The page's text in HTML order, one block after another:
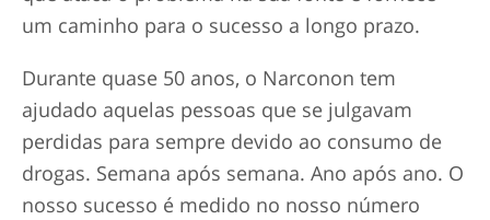
um caminho para o sucesso a longo prazo.
Durante quase 50 anos, o Narconon tem
ajudado aquelas pessoas que se julgavam
perdidas para sempre devido ao consumo de
drogas. Semana após semana. Ano após ano. O
nosso sucesso é medido no nosso número